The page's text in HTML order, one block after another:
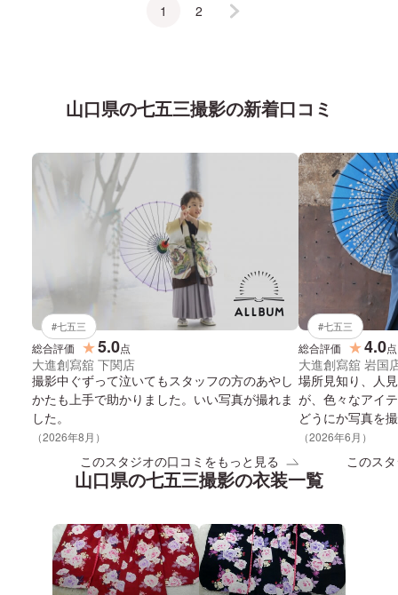
1 2
山口県の七五三撮影の新着口コミ
#七五三
総合評価 ★5.0点
大進創寫舘 下関店
撮影中ぐずって泣いてもスタッフの方のあやし
かたも上手で助かりました。いい写真が撮れま
した。
（2026年8月）
このスタジオの口コミをもっと見る
#七五三
総合評価 ★4.0点
大進創寫舘 岩国
場所見知り、人
が、色々なアイ
どうにか写真を
です。
（2026年6月）
このス
山口県の七五三撮影の衣装一覧